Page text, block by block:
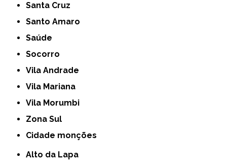
Santa Cruz
Santo Amaro
Saúde
Socorro
Vila Andrade
Vila Mariana
Vila Morumbi
Zona Sul
cidade monções
Alto da Lapa